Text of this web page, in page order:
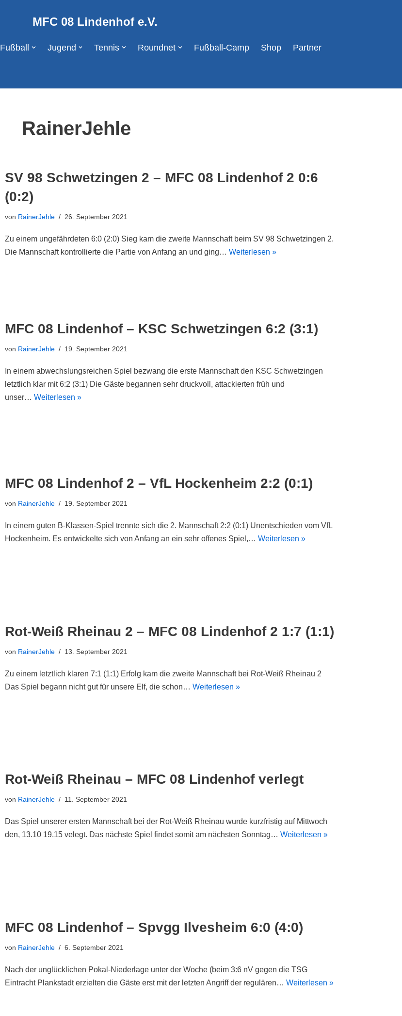
MFC 08 Lindenhof e.V.
Fußball Jugend Tennis Roundnet Fußball-Camp Shop
Partner
RainerJehle
SV 98 Schwetzingen 2 – MFC 08 Lindenhof 2 0:6
(0:2)
von RainerJehle 26. September 2021
Zu einem ungefährdeten 6:0 (2:0) Sieg kam die zweite Mannschaft beim SV 98 Schwetzingen 2.
Die Mannschaft kontrollierte die Partie von Anfang an und ging… Weiterlesen »
MFC 08 Lindenhof – KSC Schwetzingen 6:2 (3:1)
von RainerJehle 19. September 2021
In einem abwechslungsreichen Spiel bezwang die erste Mannschaft den KSC Schwetzingen
letztlich klar mit 6:2 (3:1) Die Gäste begannen sehr druckvoll, attackierten früh und
unser… Weiterlesen »
MFC 08 Lindenhof 2 – VfL Hockenheim 2:2 (0:1)
von RainerJehle 19. September 2021
In einem guten B-Klassen-Spiel trennte sich die 2. Mannschaft 2:2 (0:1) Unentschieden vom VfL
Hockenheim. Es entwickelte sich von Anfang an ein sehr offenes Spiel,… Weiterlesen »
Rot-Weiß Rheinau 2 – MFC 08 Lindenhof 2 1:7 (1:1)
von RainerJehle 13. September 2021
Zu einem letztlich klaren 7:1 (1:1) Erfolg kam die zweite Mannschaft bei Rot-Weiß Rheinau 2
Das Spiel begann nicht gut für unsere Elf, die schon… Weiterlesen »
Rot-Weiß Rheinau – MFC 08 Lindenhof verlegt
von RainerJehle 11. September 2021
Das Spiel unserer ersten Mannschaft bei der Rot-Weiß Rheinau wurde kurzfristig auf Mittwoch
den, 13.10 19.15 velegt. Das nächste Spiel findet somit am nächsten Sonntag… Weiterlesen »
MFC 08 Lindenhof – Spvgg Ilvesheim 6:0 (4:0)
von RainerJehle 6. September 2021
Nach der unglücklichen Pokal-Niederlage unter der Woche (beim 3:6 nV gegen die TSG
Eintracht Plankstadt erzielten die Gäste erst mit der letzten Angriff der regulären… Weiterlesen »